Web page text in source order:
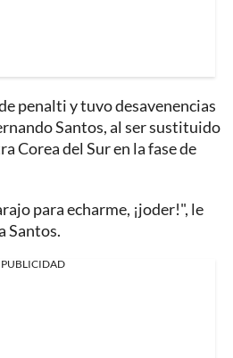
penalti y tuvo desavenencias
Santos, al ser sustituido
Corea del Sur en la fase de
para echarme, ¡joder!", le
Santos.
PUBLICIDAD